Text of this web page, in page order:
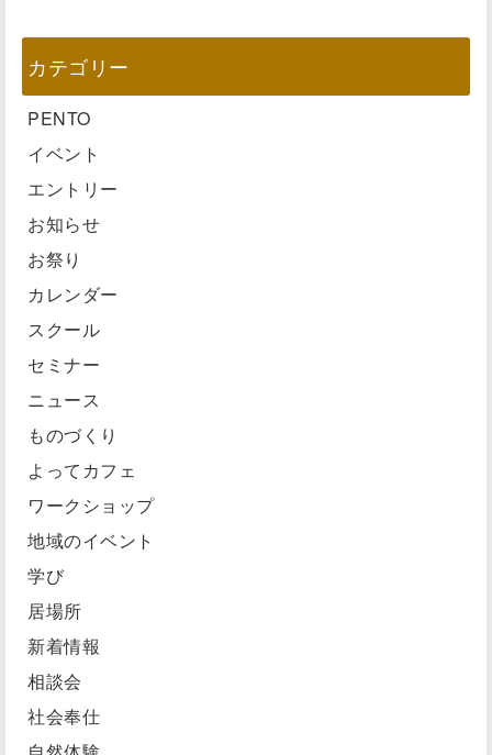
カテゴリー
PENTO
イベント
エントリー
お知らせ
お祭り
カレンダー
スクール
セミナー
ニュース
ものづくり
よってカフェ
ワークショップ
地域のイベント
学び
居場所
新着情報
相談会
社会奉仕